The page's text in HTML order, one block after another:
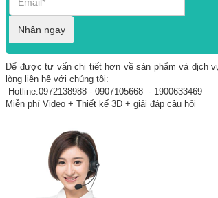
Nhận ngay
Để được tư vấn chi tiết hơn về sản phẩm và dịch
lòng liên hệ với chúng tôi:
Hotline:0972138988 - 0907105668 - 1900633469
Miễn phí Video + Thiết kế 3D + giải đáp câu hỏi